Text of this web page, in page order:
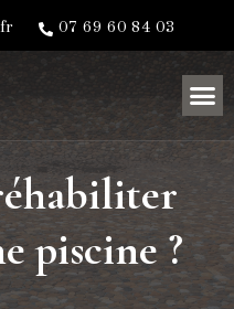
07 69 60 84 03
piscine ?